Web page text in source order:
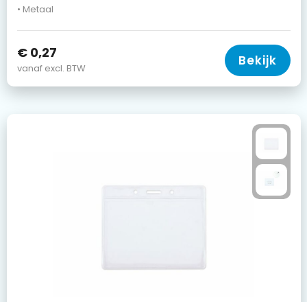
• Metaal
€ 0,27
vanaf excl. BTW Bekijk